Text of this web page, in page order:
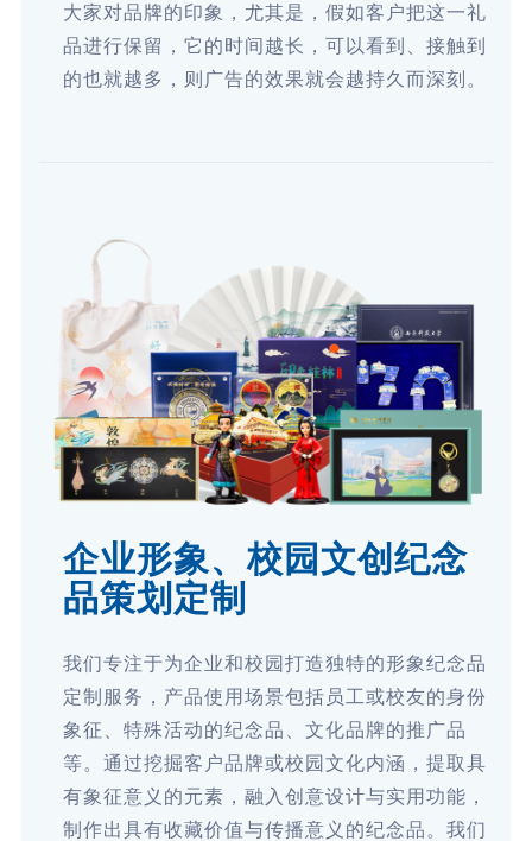
大家对品牌的印象，尤其是，假如客户把这一礼
品进行保留，它的时间越长，可以看到、接触到
的也就越多，则广告的效果就会越持久而深刻。
企业形象、校园文创纪念
品策划定制
我们专注于为企业和校园打造独特的形象纪念品
定制服务，产品使用场景包括员工或校友的身份
象征、特殊活动的纪念品、文化品牌的推广品
等。通过挖掘客户品牌或校园文化内涵，提取具
有象征意义的元素，融入创意设计与实用功能，
制作出具有收藏价值与传播意义的纪念品。我们